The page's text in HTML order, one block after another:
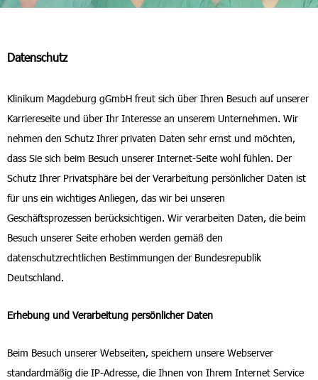
Datenschutz
Klinikum Magdeburg gGmbH freut sich über Ihren Besuch auf unserer
Karriereseite und über Ihr Interesse an unserem Unternehmen. Wir
nehmen den Schutz Ihrer privaten Daten sehr ernst und möchten,
dass Sie sich beim Besuch unserer Internet-Seite wohl fühlen. Der
Schutz Ihrer Privatsphäre bei der Verarbeitung persönlicher Daten ist
für uns ein wichtiges Anliegen, das wir bei unseren
Geschäftsprozessen berücksichtigen. Wir verarbeiten Daten, die beim
Besuch unserer Seite erhoben werden gemäß den
datenschutzrechtlichen Bestimmungen der Bundesrepublik
Deutschland.
Erhebung und Verarbeitung persönlicher Daten
Beim Besuch unserer Webseiten, speichern unsere Webserver
standardmäßig die IP-Adresse, die Ihnen von Ihrem Internet Service